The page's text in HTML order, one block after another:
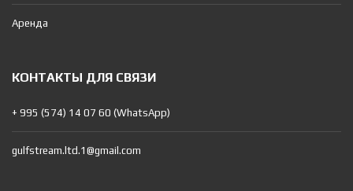
Аренда
КОНТАКТЫ ДЛЯ СВЯЗИ
+ 995 (574) 14 07 60 (WhatsApp)
gulfstream.ltd.1@gmail.com